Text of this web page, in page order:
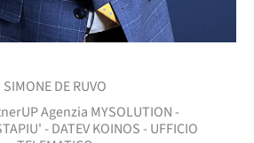
SIMONE DE RUVO
Agenzia MYSOLUTION -
- DATEV KOINOS - UFFICIO